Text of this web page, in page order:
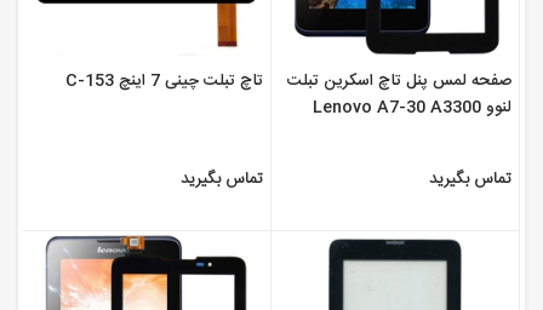
صفحه لمس پنل تاچ اسکرین تبلت
لنوو Lenovo A7-30 A3300
تماس بگیرید
تاچ تبلت چینی 7 اینچ 153-C
تماس بگیرید